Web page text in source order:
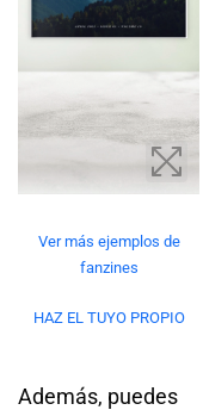
Ver más ejemplos de
fanzines
HAZ EL TUYO PROPIO
Además, puedes